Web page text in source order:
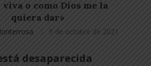
o como Dios me la
quiera dar»
9 de octubre de 2021
desaparecida